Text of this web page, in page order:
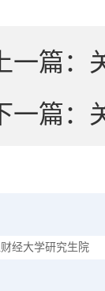
上一篇：
一篇：
经大学研究生院